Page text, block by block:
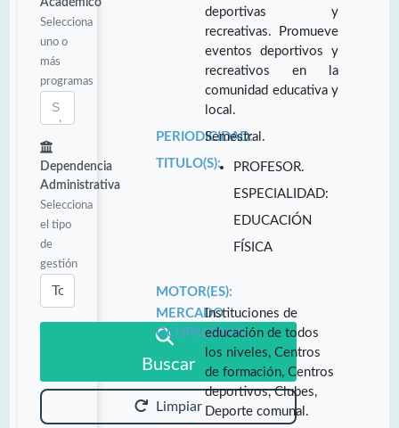
Selecciona
uno o
más
programas
Dependencia
Administrativa
Selecciona
el tipo
de
gestión
Buscar
Limpiar
deportivas y
recreativas. Promueve
eventos deportivos y
recreativos en la
comunidad educativa y
local.
PERIODICIDAD:
Semestral.
TITULO(S):
PROFESOR.
ESPECIALIDAD:
EDUCACIÓN
FÍSICA
MOTOR(ES):
MERCADO
OCUPACIONAL:
Instituciones de
educación de todos
los niveles, Centros
de formación, Centros
deportivos, Clubes,
Deporte comunal.